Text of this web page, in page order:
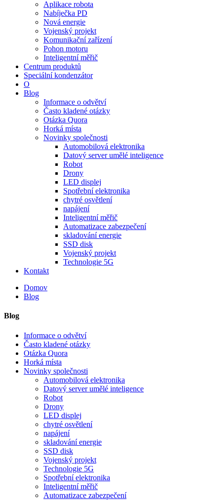
Aplikace robota
Nabíječka PD
Nová energie
Vojenský projekt
Komunikační zařízení
Pohon motoru
Inteligentní měřič
Centrum produktů
Speciální kondenzátor
O
Blog
Informace o odvětví
Často kladené otázky
Otázka Quora
Horká místa
Novinky společnosti
Automobilová elektronika
Datový server umělé inteligence
Robot
Drony
LED displej
Spotřební elektronika
chytré osvětlení
napájení
Inteligentní měřič
Automatizace zabezpečení
skladování energie
SSD disk
Vojenský projekt
Technologie 5G
Kontakt
Domov
Blog
Blog
Informace o odvětví
Často kladené otázky
Otázka Quora
Horká místa
Novinky společnosti
Automobilová elektronika
Datový server umělé inteligence
Robot
Drony
LED displej
chytré osvětlení
napájení
skladování energie
SSD disk
Vojenský projekt
Technologie 5G
Spotřební elektronika
Inteligentní měřič
Automatizace zabezpečení